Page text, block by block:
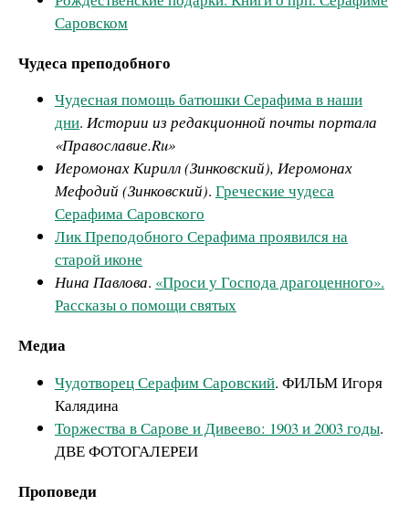
Саровском
Чудеса преподобного
Чудесная помощь батюшки Серафима в наши
дни. Истории из редакционной почты портала
«Православие.Ru»
Иеромонах Кирилл (Зинковский), Иеромонах
Мефодий (Зинковский). Греческие чудеса
Серафима Саровского
Лик Преподобного Серафима проявился на
старой иконе
Нина Павлова. «Проси у Господа драгоценного».
Рассказы о помощи святых
Медиа
Чудотворец Серафим Саровский. ФИЛЬМ Игоря
Калядина
Торжества в Сарове и Дивеево: 1903 и 2003 годы.
ДВЕ ФОТОГАЛЕРЕИ
Проповеди